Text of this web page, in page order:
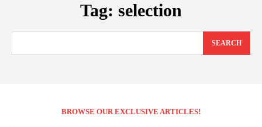
Tag: selection
SEARCH
BROWSE OUR EXCLUSIVE ARTICLES!